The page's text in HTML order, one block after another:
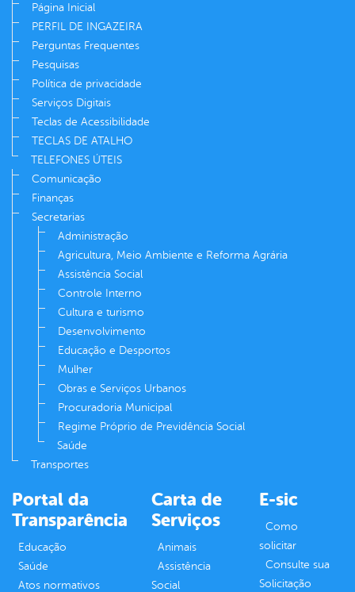
Página Inicial
PERFIL DE INGAZEIRA
Perguntas Frequentes
Pesquisas
Política de privacidade
Serviços Digitais
Teclas de Acessibilidade
TECLAS DE ATALHO
TELEFONES ÚTEIS
Comunicação
Finanças
Secretarias
Administração
Agricultura, Meio Ambiente e Reforma Agrária
Assistência Social
Controle Interno
Cultura e turismo
Desenvolvimento
Educação e Desportos
Mulher
Obras e Serviços Urbanos
Procuradoria Municipal
Regime Próprio de Previdência Social
Saúde
Transportes
Portal da
Transparência
Educação
Saúde
Atos normativos
Carta de
Serviços
Animais
Assistência
Social
E-sic
Como
solicitar
Consulte sua
Solicitação